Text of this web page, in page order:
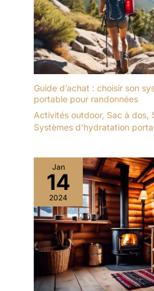
Guide d’achat : choisir son
portable pour randonnées
Activités outdoor, Sac à dos,
Systèmes d'hydratation
Jan
14
2024